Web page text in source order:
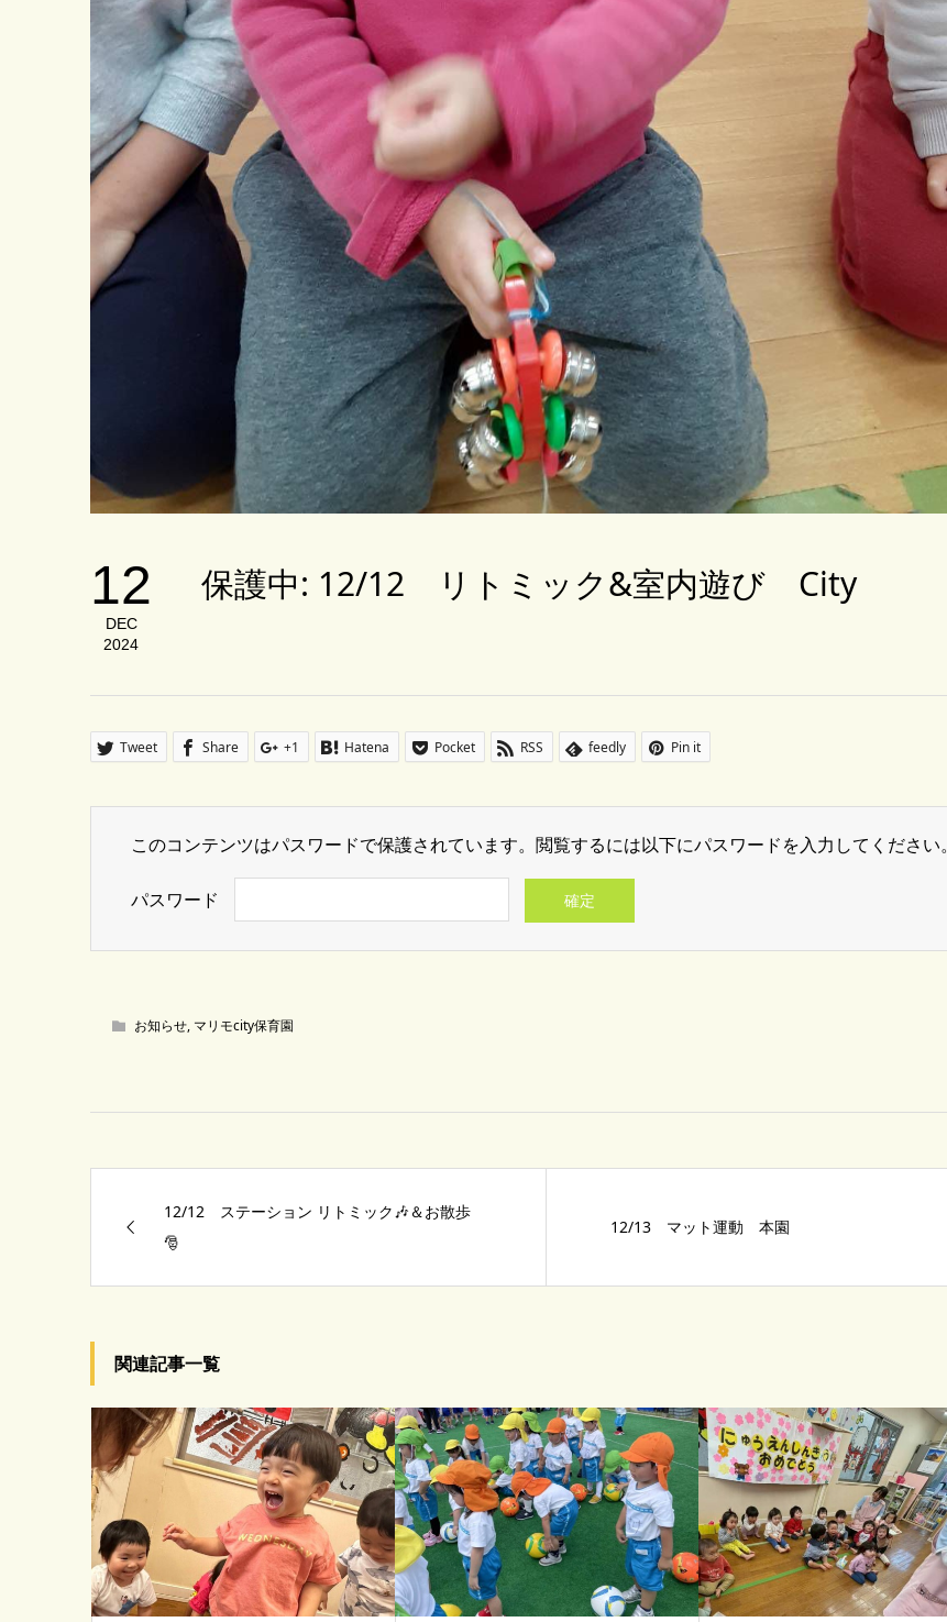
12
DEC
2024
保護中: 12/12 リトミック&室内遊び City
Tweet Share +1 Hatena Pocket RSS feedly Pin it
このコンテンツはパスワードで保護されています。閲覧するには以下にパスワードを入力してください。
パスワード
お知らせ, マリモcity保育園
12/12 ステーション リトミック🎶＆お散歩
🎅
12/13 マット運動 本園
関連記事一覧